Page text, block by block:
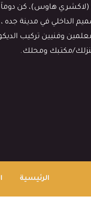
هاوس)، كن دوماَ
الداخلي في مدينة جده ،
وفنيين تركيب
مكتبك ومحلك.
الرئيسية